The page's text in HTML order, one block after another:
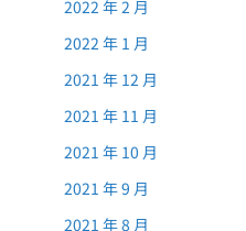
2022 年 2 月
2022 年 1 月
2021 年 12 月
2021 年 11 月
2021 年 10 月
2021 年 9 月
2021 年 8 月